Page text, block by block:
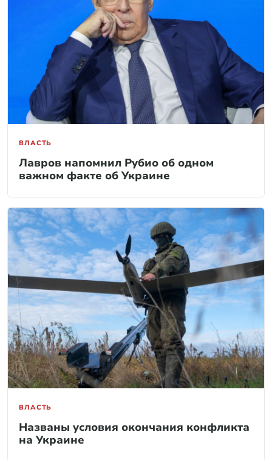
ВЛАСТЬ
Лавров напомнил Рубио об одном
важном факте об Украине
ВЛАСТЬ
Названы условия окончания конфликта
на Украине